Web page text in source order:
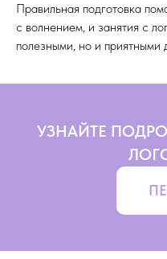
Правильная подготовка
с волнением, и занятия с
полезными, но и приятными
УЗНАЙТЕ